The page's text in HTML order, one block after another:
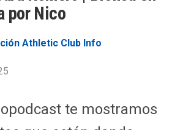
por Nico
Athletic Club Info
te mostramos